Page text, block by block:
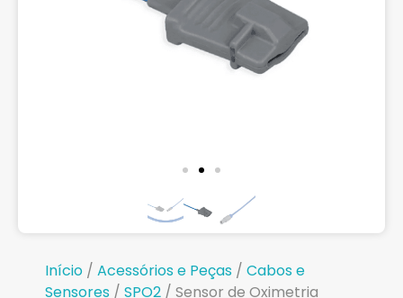
Início / Acessórios e Peças / Cabos e
Sensores / SPO2 / Sensor de Oximetria